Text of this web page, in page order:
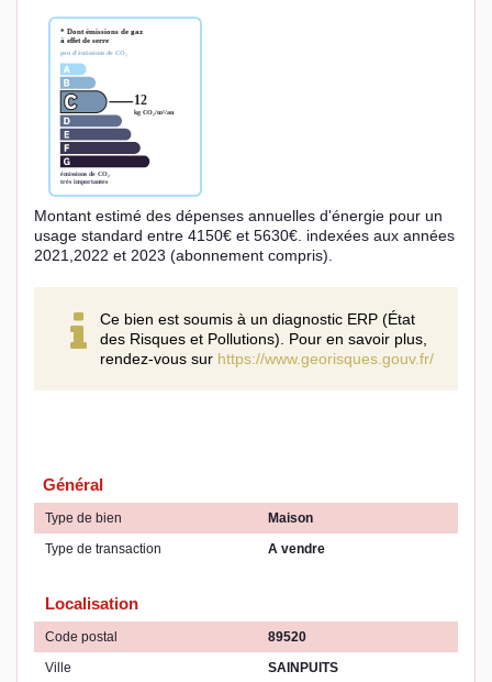
Montant estimé des dépenses annuelles d'énergie pour un
usage standard entre 4150€ et 5630€. indexées aux années
2021,2022 et 2023 (abonnement compris).
Ce bien est soumis à un diagnostic ERP (État
des Risques et Pollutions). Pour en savoir plus,
rendez-vous sur https://www.georisques.gouv.fr/
Général
Type de bien
Maison
Type de transaction
A vendre
Localisation
Code postal
89520
Ville
SAINPUITS